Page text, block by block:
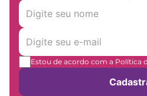
Estou de acordo com a Política